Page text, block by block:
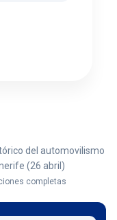
del automovilismo
(26 abril)
completas